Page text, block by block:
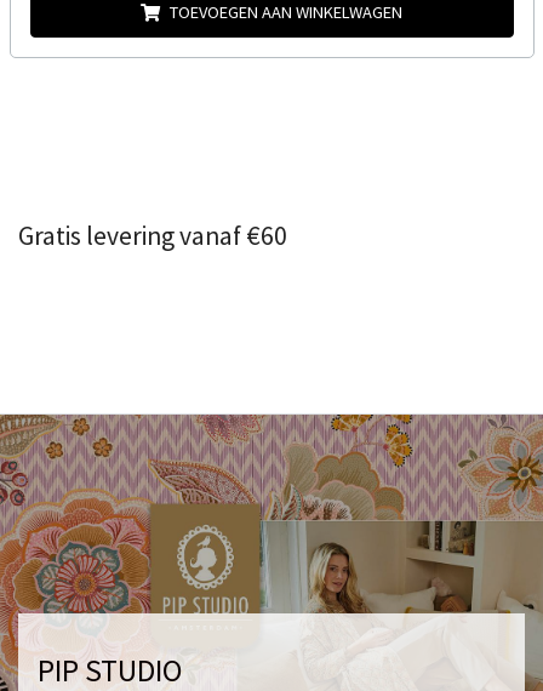
TOEVOEGEN AAN WINKELWAGEN
Gratis levering vanaf €60
PIP STUDIO